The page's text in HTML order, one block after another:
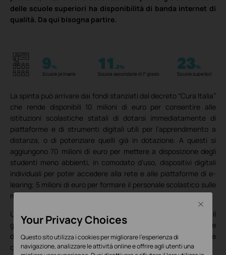
delle scuole superiori ha disponibilità di banda internet di
qualità. Da qui bisogna partire.
La spinta può arrivare dai fondi stanziati dal decreto “Cura Italia”
che rende disponibili 10 milioni di euro per consentire alle
istituzioni scolastiche statali di dotarsi immediatamente di
piattaforme e di strumenti digitali utili per l’apprendimento a
distanza, o di potenziare quelli già in dotazione. A questi si
aggiungono 70 milioni di euro per mettere a disposizione degli
studenti meno abbienti, in comodato d’uso, dispositivi digitali
individuali per poter accedere alla rete e alle piattaforme di e-
learing; 5 milioni di euro per formare il personale scolastico sulle
metodologie e le tecniche per la didattica a distanza.
Un contributo essenziale per cogliere l’opportunità di colmare il
gap con gli altri paesi e adeguare la scuola italiana può essere
dato anche dai professionisti delle infrastrutture informatiche
come TP-Link, leader nella fornitura di soluzioni wireless.
Your Privacy Choices
Questo sito utilizza i cookies per migliorare l'esperienza di
navigazione, analizzare le attività online e offrire agli utenti una
Close